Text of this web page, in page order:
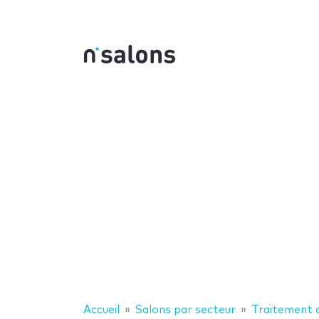
Accueil Salons par secteur Traitement